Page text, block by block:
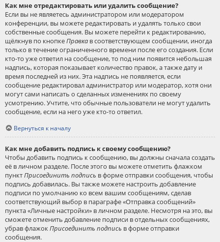
Как мне отредактировать или удалить сообщение?
Если вы не являетесь администратором или модератором
конференции, вы можете редактировать и удалять только свои
собственные сообщения. Вы можете перейти к редактированию,
щёлкнув по кнопкеПравка в соответствующем сообщении, иногда
только в течение ограниченного времени после его создания. Если
кто-то уже ответил на сообщение, то под ним появится небольшая
надпись, которая показывает количество правок, а также дату и
время последней из них. Эта надпись не появляется, если
сообщение редактировал администратор или модератор, хотя они
могут сами написать о сделанных изменениях по своему
усмотрению. Учтите, что обычные пользователи не могут удалить
сообщение, если на него уже кто-то ответил.
Вернуться к началу
Как мне добавить подпись к своему сообщению?
Чтобы добавить подпись к сообщению, вы должны сначала создать
её в личном разделе. После этого вы можете отметить флажком
пунктПрисоединить подпись в форме отправки сообщения, чтобы
подпись добавилась. Вы также можете настроить добавление
подписи по умолчанию ко всем вашим сообщениям, сделав
соответствующий выбор в параграфе «Отправка сообщений»
пункта «Личные настройки» в личном разделе. Несмотря на это, вы
сможете отменить добавление подписи в отдельных сообщениях,
убрав флажокПрисоединить подпись в форме отправки
сообщения.